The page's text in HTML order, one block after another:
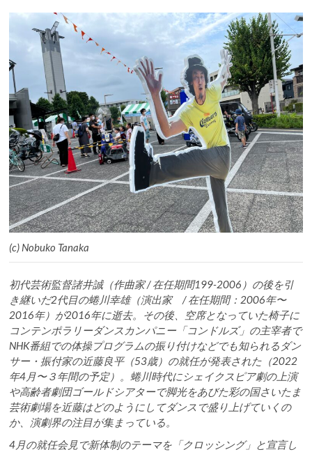
(c) Nobuko Tanaka
初代芸術監督諸井誠（作曲家 / 在任期間199-2006）の後を引
き継いだ2代目の蜷川幸雄（演出家 / 在任期間：2006年〜
2016年）が2016年に逝去。その後、空席となっていた椅子に
コンテンポラリーダンスカンパニー「コンドルズ」の主宰者で
NHK番組での体操プログラムの振り付けなどでも知られるダン
サー・振付家の近藤良平（53歳）の就任が発表された（2022
年4月〜３年間の予定）。蜷川時代にシェイクスピア劇の上演
や高齢者劇団ゴールドシアターで脚光をあびた彩の国さいたま
芸術劇場を近藤はどのようにしてダンスで盛り上げていくの
か、演劇界の注目が集まっている。
4月の就任会見で新体制のテーマを「クロッシング」と宣言し